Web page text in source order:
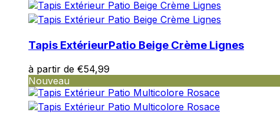
Tapis ExtérieurPatio Beige Crème Lignes
à partir de €54,99
Nouveau